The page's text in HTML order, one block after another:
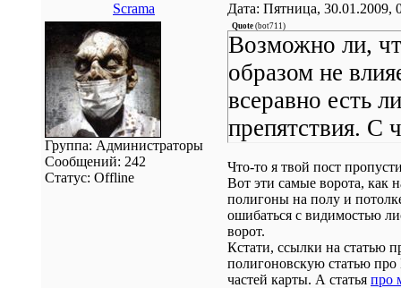
Scrama Дата: Пятница,
Группа: Администраторы
Сообщений: 242
Статус: Offline
Quote (bot711)
Возможно ли,
образом не
всеравно есть
препятствия. С
Что-то я твой пост
Вот эти самые ворота, как
полигоны на полу и
ошибаться с видимостью
ворот.
Кстати, ссылки на статью
полигоновскую статью
частей карты. А статья про